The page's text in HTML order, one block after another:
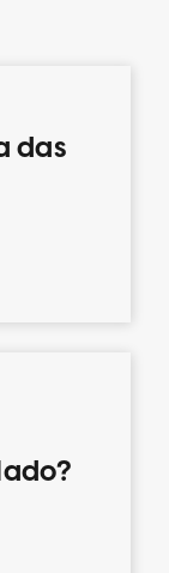
das